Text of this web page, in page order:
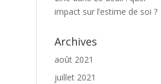
impact sur l’estime de soi ?
Archives
août 2021
juillet 2021